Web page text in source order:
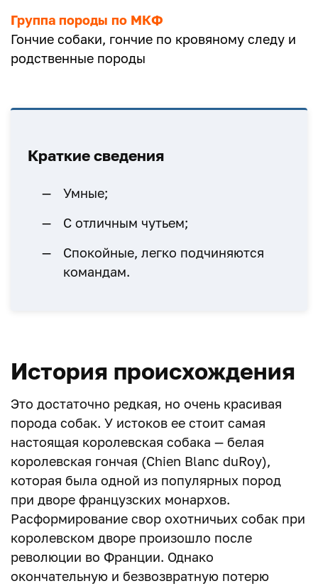
Группа породы по МКФ
Гончие собаки, гончие по кровяному следу и
родственные породы
Краткие сведения
Умные;
С отличным чутьем;
Спокойные, легко подчиняются
командам.
История происхождения
Это достаточно редкая, но очень красивая
порода собак. У истоков ее стоит самая
настоящая королевская собака — белая
королевская гончая (Chien Blanc duRoy),
которая была одной из популярных пород
при дворе французских монархов.
Расформирование свор охотничьих собак при
королевском дворе произошло после
революции во Франции. Однако
окончательную и безвозвратную потерю